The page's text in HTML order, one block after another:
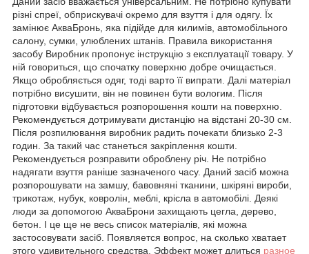
різні спреї, обприскувачі окремо для взуття і для одягу. Їх
замінює АкваБронь, яка підійде для килимів, автомобільного
салону, сумки, улюблених штанів. Правила використання
засобу Виробник пропонує інструкцію з експлуатації товару. У
ній говориться, що спочатку поверхню добре очищається.
Якщо обробляється одяг, тоді варто її випрати. Далі матеріал
потрібно висушити, він не повинен бути вологим. Після
підготовки відбувається розпорошення кошти на поверхню.
Рекомендується дотримувати дистанцію на відстані 20-30 см.
Після розпилювання виробник радить почекати близько 2-3
годин. За такий час станеться закріплення кошти.
Рекомендується розправити оброблену річ. Не потрібно
надягати взуття раніше зазначеного часу. Даний засіб можна
розпорошувати на замшу, бавовняні тканини, шкіряні вироби,
трикотаж, нубук, ковролін, меблі, крісла в автомобілі. Деякі
люди за допомогою АкваБрони захищають цегла, дерево,
бетон. І це ще не весь список матеріалів, які можна
застосовувати засіб. Появляется вопрос, на сколько хватает
этого удивительного средства. Эффект может длиться разное